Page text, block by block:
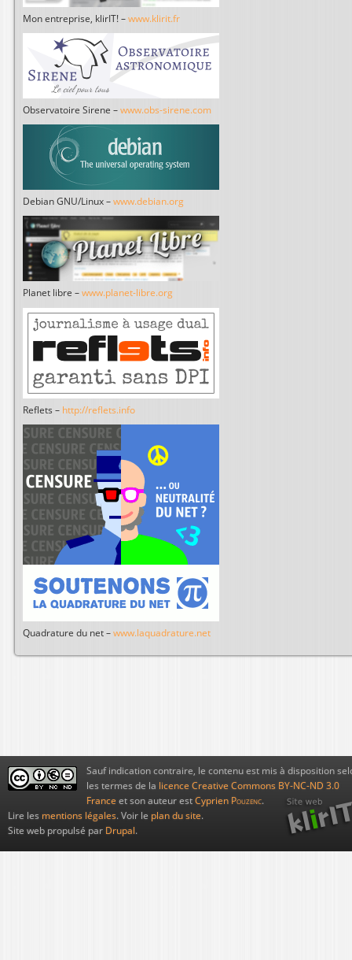
Mon entreprise, klirIT! – www.klirit.fr
Observatoire Sirene – www.obs-sirene.com
Debian GNU/Linux – www.debian.org
Planet libre – www.planet-libre.org
Reflets – http://reflets.info
Quadrature du net – www.laquadrature.net
Sauf indication contraire, le contenu est mis à disposition
les termes de la licence Creative Commons BY-NC-ND 3.0
France et son auteur est Cyprien Pouzenc.
Lire les mentions légales. Voir le plan du site.
Site web propulsé par Drupal.